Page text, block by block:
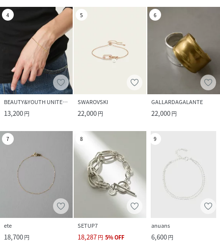
4
BEAUTY&YOUTH UNITED ARROWS
13,200円
5
SWAROVSKI
22,000円
6
GALLARDAGALANTE
22,000円
7
ete
18,700円
8
SETUP7
18,287円 5%OFF
9
anuans
6,600円